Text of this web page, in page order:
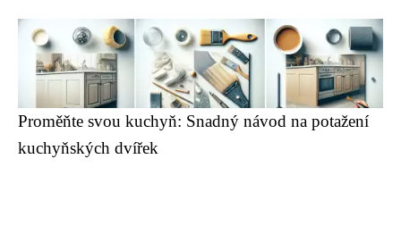
Proměňte svou kuchyň: Snadný návod na potažení
kuchyňských dvířek